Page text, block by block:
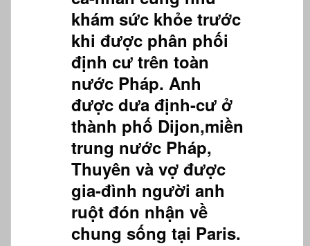
khám sức khỏe trước
khi được phân phối
định cư trên toàn
nước Pháp. Anh
được dưa định-cư ở
thành phố Dijon,miền
trung nước Pháp,
Thuyên và vợ được
gia-đình người anh
ruột đón nhận về
chung sống tại Paris.